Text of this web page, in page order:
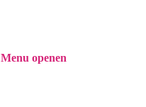
Menu openenMenu